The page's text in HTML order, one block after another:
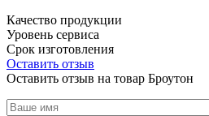
Качество продукции
Уровень сервиса
Срок изготовления
Оставить отзыв
Оставить отзыв на товар Броутон